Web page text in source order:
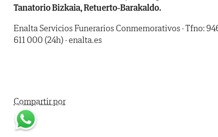
Tanatorio Bizkaia, Retuerto-Barakaldo.
Enalta Servicios Funerarios Conmemorativos · Tfno:
611 000 (24h) · enalta.es
Compartir por